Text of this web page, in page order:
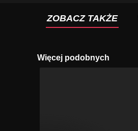
ZOBACZ TAKŻE
Więcej podobnych